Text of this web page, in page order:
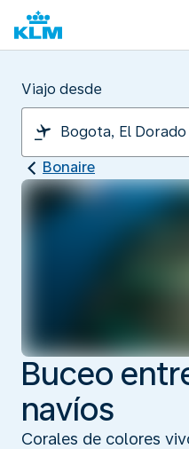
Viajo desde
Bonaire
Buceo
navíos
Corales de colores